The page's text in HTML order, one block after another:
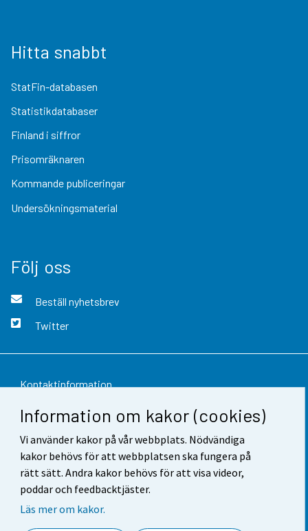
Information om kakor (cookies)
Vi använder kakor på vår webbplats. Nödvändiga
kakor behövs för att webbplatsen ska fungera på
rätt sätt. Andra kakor behövs för att visa videor,
poddar och feedbacktjäster.
Läs mer om kakor.
Hitta snabbt
StatFin-databasen
Statistikdatabaser
Finland i siffror
Prisomräknaren
Kommande publiceringar
Undersökningsmaterial
Följ oss
Beställ nyhetsbrev
Twitter
Kontaktinformation
Respons
Användarvillkor
Dataskydd
Tillgänglighet